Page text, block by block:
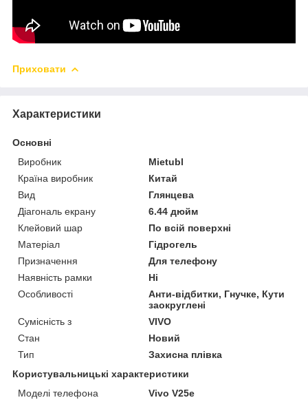
Приховати
Характеристики
Основні
Виробник
Mietubl
Країна виробник
Китай
Вид
Глянцева
Діагональ екрану
6.44 дюйм
Клейовий шар
По всій поверхні
Матеріал
Гідрогель
Призначення
Для телефону
Наявність рамки
Ні
Особливості
Анти-відбитки, Гнучке, Кути
заокруглені
Сумісність з
VIVO
Стан
Новий
Тип
Захисна плівка
Користувальницькі характеристики
Моделі телефона
Vivo V25e